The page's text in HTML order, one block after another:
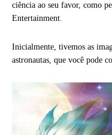
ciência ao seu favor, como
Entertainment.
Inicialmente, tivemos as
astronautas, que você pode